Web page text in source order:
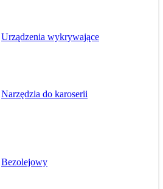
Urządzenia wykrywające
Narzędzia do karoserii
Bezolejowy